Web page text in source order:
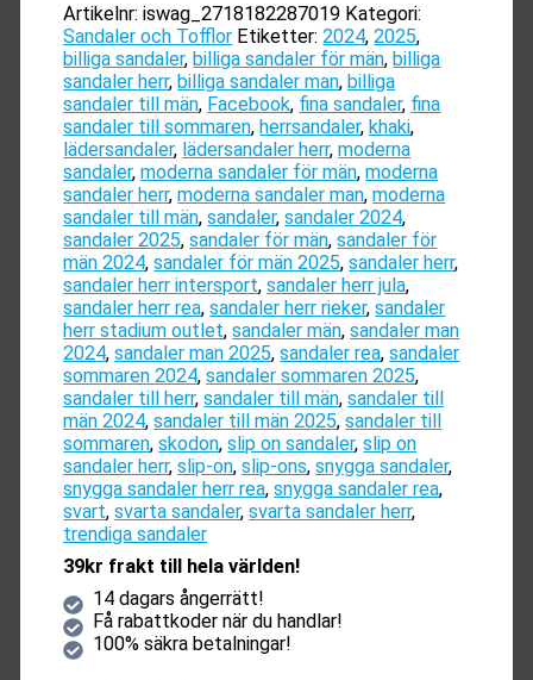
Artikelnr:iswag_2718182287019 Kategori:
Sandaler och Tofflor Etiketter:2024,2025,
billiga sandaler,billiga sandaler för män,billiga
sandaler herr,billiga sandaler man,billiga
sandaler till män, Facebook, fina sandaler, fina
sandaler till sommaren,herrsandaler,khaki,
lädersandaler, lädersandaler herr,moderna
sandaler,moderna sandaler för män,moderna
sandaler herr,moderna sandaler man,moderna
sandaler till män,sandaler,sandaler 2024,
sandaler 2025,sandaler för män,sandaler för
män 2024,sandaler för män 2025,sandaler herr,
sandaler herr intersport,sandaler herr jula,
sandaler herr rea,sandaler herr rieker,sandaler
herr stadium outlet,sandaler män,sandaler man
2024,sandaler man 2025,sandaler rea,sandaler
sommaren 2024,sandaler sommaren 2025,
sandaler till herr,sandaler till män,sandaler till
män 2024,sandaler till män 2025,sandaler till
sommaren,skodon,slip on sandaler,slip on
sandaler herr,slip-on,slip-ons,snygga sandaler,
snygga sandaler herr rea,snygga sandaler rea,
svart,svarta sandaler,svarta sandaler herr,
trendiga sandaler
39kr frakt till hela världen!
14 dagars ångerrätt!
Få rabattkoder när du handlar!
100% säkra betalningar!